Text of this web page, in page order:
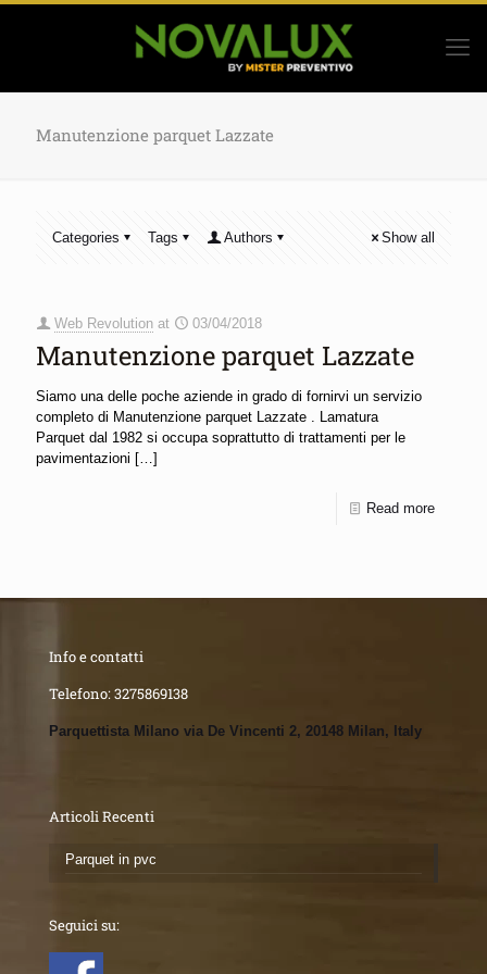
Manutenzione parquet Lazzate
Categories Tags Authors Show all
Web Revolution at 03/04/2018
Manutenzione parquet Lazzate
Siamo una delle poche aziende in grado di fornirvi un servizio
completo di Manutenzione parquet Lazzate . Lamatura
Parquet dal 1982 si occupa soprattutto di trattamenti per le
pavimentazioni […]
Read more
Info e contatti
Telefono:3275869138
Parquettista Milano via De Vincenti 2, 20148 Milan, Italy
Articoli Recenti
Parquet in pvc
Seguici su: